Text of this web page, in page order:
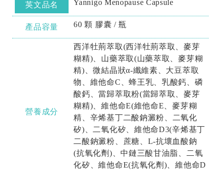
英文品名 Yannigo Menopause Capsule
產品容量 60 顆 膠囊 / 瓶
營養成分
西洋牡荊萃取(西洋牡荊萃取、麥芽
糊精)、山藥萃取(山藥萃取、麥芽糊
精)、微結晶狀α-纖維素、大豆萃取
物、維他命C、蜂王乳、乳酸鈣、磷
酸鈣、當歸萃取粉(當歸萃取、麥芽
糊精)、維他命E(維他命E、麥芽糊
精、辛烯基丁二酸鈉澱粉、二氧化
矽)、二氧化矽、維他命D3(辛烯基丁
二酸鈉澱粉、蔗糖、L-抗壞血酸鈉
(抗氧化劑)、中鏈三酸甘油脂、二氧
化矽、維他命E(抗氧化劑)、維他命D